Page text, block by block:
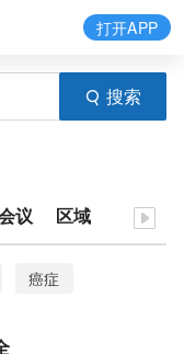
搜索
打开APP
议 区域
癌症